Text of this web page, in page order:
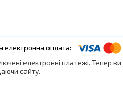
електронні платежі. Тепер
сайту.